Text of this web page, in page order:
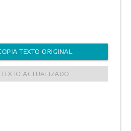
TEXTO ORIGINAL
ACTUALIZADO